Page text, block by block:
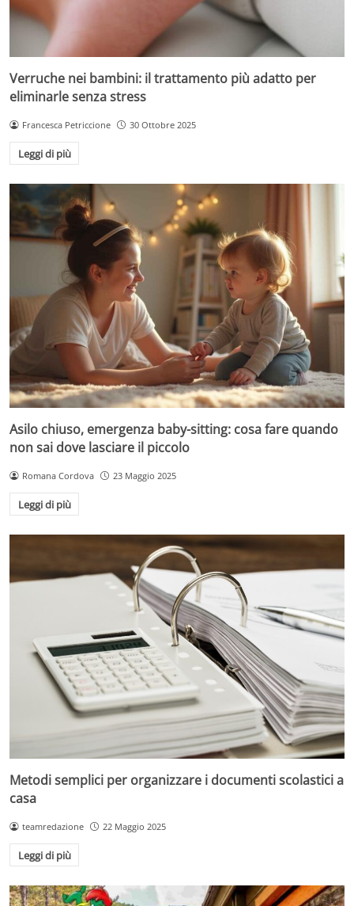
Verruche nei bambini: il trattamento più adatto per
eliminarle senza stress
Francesca Petriccione 30 Ottobre 2025
Leggi di più
Asilo chiuso, emergenza baby-sitting: cosa fare quando
non sai dove lasciare il piccolo
Romana Cordova 23 Maggio 2025
Leggi di più
Metodi semplici per organizzare i documenti scolastici a
casa
teamredazione 22 Maggio 2025
Leggi di più